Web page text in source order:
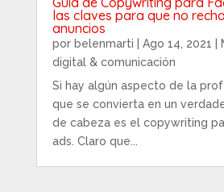
las claves para que no
anuncios
por belenmarti Ago 14, 2021
digital & comunicación
Si hay algún aspecto de la
que se convierta en un
de cabeza es el copywriting
ads. Claro que...